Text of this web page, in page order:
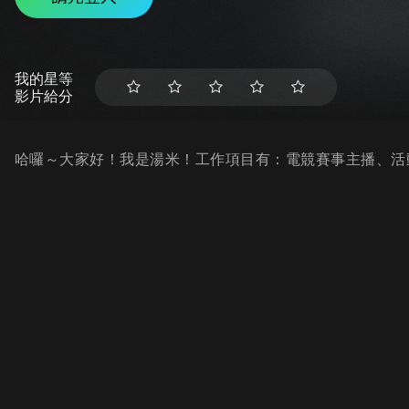
我的星等
影片給分
哈囉～大家好！我是湯米！工作項目有：電競賽事主播、